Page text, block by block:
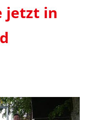
jetzt in